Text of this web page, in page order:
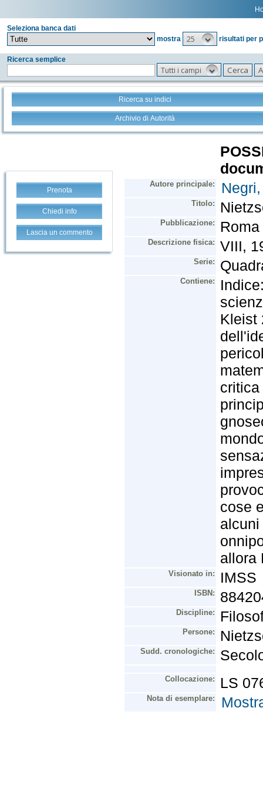
Seleziona banca dati
mostra
25 risultati per
Ricerca semplice
Tutti i campi
Ricerca su indici
Archivio di Autorità
Prenota
Chiedi info
Lascia un commento